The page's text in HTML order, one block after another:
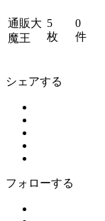
通販大
魔王
5
枚
0
件
シェアする
フォローする